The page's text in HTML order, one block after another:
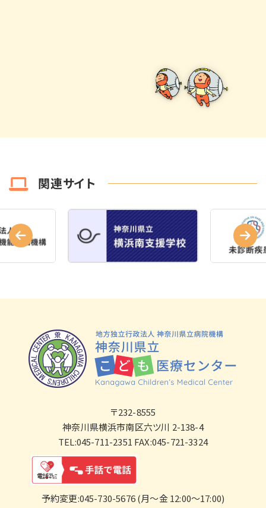
関連サイト
〒232-8555
神奈川県横浜市南区六ツ川 2-138-4
TEL:045-711-2351 FAX:045-721-3324
予約変更:045-730-5676 (月～金 12:00～17:00)